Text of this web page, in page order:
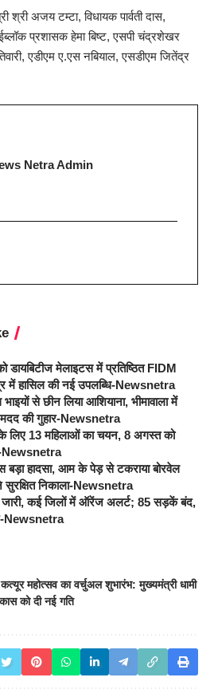
अजय टम्टा, विधायक पार्वती दास,
प्रशासक हेमा बिष्ट, एसपी चंद्रशेखर
एडीएम ए.एस नबियाल, एसडीएम जितेंद्र
Netra Admin
डायबिटीज मेलाइटस में प्रतिष्ठित FIDM
में हासिल की नई उपलब्धि-Newsnetra
से छीन लिया आशियाना, भीमावाला में
की गुहार-Newsnetra
लिए 13 महिलाओं का चयन, 8 अगस्त को
Newsnetra
बड़ा हादसा, आम के पेड़ से टकराया बोरवेल
निकाला-Newsnetra
जारी, कई जिलों में ऑरेंज अलर्ट; 85 सड़कें बंद,
Newsnetra
कत्यूर महोत्सव का वर्चुअल शुभारंभ: मुख्यमंत्री धामी
को दी नई गति